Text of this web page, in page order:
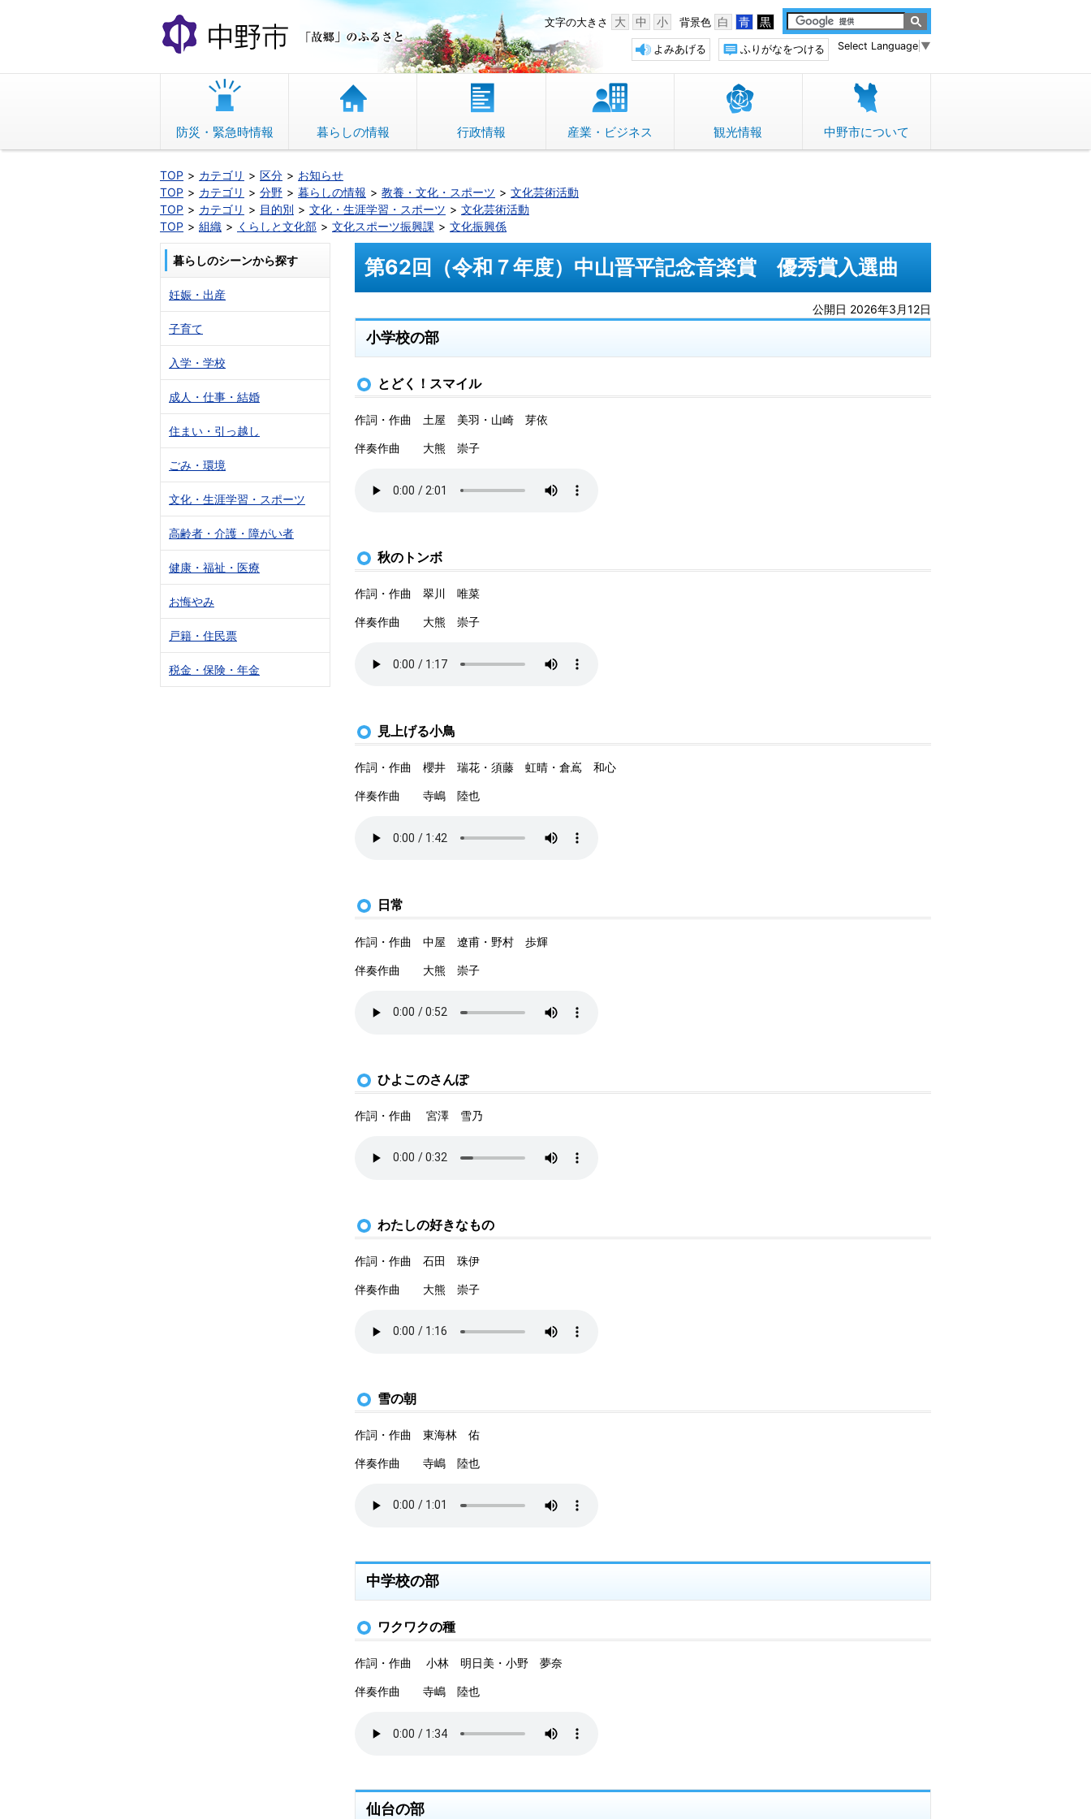
文
へ
動
中野市 「故郷」のふるさと 背景色 白 青 黒
文字の大きさ 大 中 小
Select Language ▼
ふりがなをつける
よみあげる
防災・緊急時情報 暮らしの情報 行政情報 産業・ビジネス 観光情報 中野市について
TOP カテゴリ 区分
お知らせ
TOP
カテゴリ 分野 暮らしの情報 教養・文化・スポーツ
文化芸術活動
TOP
カテゴリ 目的別 文化・生涯学習・スポーツ
文化芸術活動
TOP
組織 くらしと文化部 文化スポーツ振興課 文化振興係
第62回（令和７年度）中山晋平記念音楽賞 優秀賞入選曲
公開日 2026年3月12日
小学校の部
とどく！スマイル
作詞・作曲 土屋 美羽・山崎 芽依
伴奏作曲 大熊 崇子
秋のトンボ
作詞・作曲 翠川 唯菜
伴奏作曲 大熊 崇子
見上げる小鳥
作詞・作曲 櫻井 瑞花・須藤 虹晴・倉嶌 和心
伴奏作曲 寺嶋 陸也
日常
作詞・作曲 中屋 遼甫・野村 歩輝
伴奏作曲 大熊 崇子
ひよこのさんぽ
作詞・作曲 宮澤 雪乃
わたしの好きなもの
作詞・作曲 石田 珠伊
伴奏作曲 大熊 崇子
雪の朝
作詞・作曲 東海林 佑
伴奏作曲 寺嶋 陸也
中学校の部
ワクワクの種
作詞・作曲 小林 明日美・小野 夢奈
伴奏作曲 寺嶋 陸也
仙台の部
暮らしのシーンから探す
妊娠・出産
子育て
入学・学校
成人・仕事・結婚
住まい・引っ越し
ごみ・環境
文化・生涯学習・スポーツ
高齢者・介護・障がい者
健康・福祉・医療
お悔やみ
戸籍・住民票
税金・保険・年金